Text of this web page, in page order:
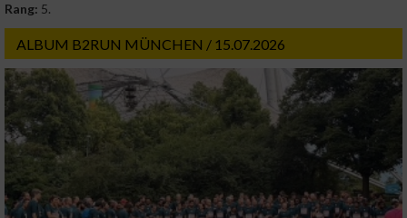
Rang: 5.
ALBUM B2RUN MÜNCHEN / 15.07.2026